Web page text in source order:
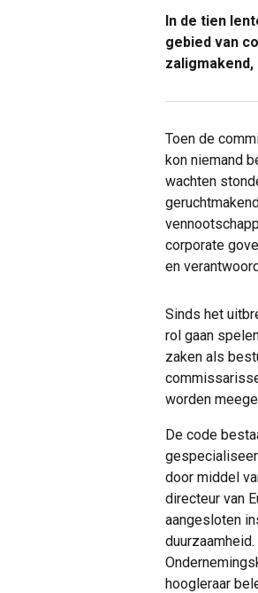
In de tien
gebied van
zaligmakend,
Toen de
kon niemand
wachten
corporate
en
Sinds het
rol gaan
zaken als
worden
De code
door middel
directeur van
aangesloten
hoogleraar